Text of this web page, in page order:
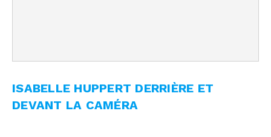
ISABELLE HUPPERT DERRIÈRE ET
DEVANT LA CAMÉRA